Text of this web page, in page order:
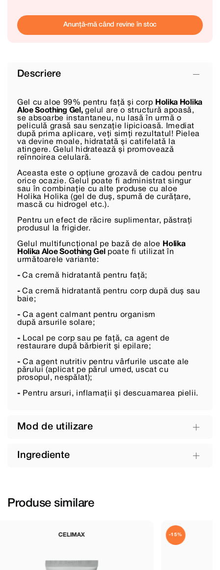
Anunță-mă când revine în stoc
Descriere
Gel cu aloe 99% pentru față și corp Holika Holika
Aloe Soothing Gel,gelul are o structură apoasă,
se absoarbe instantaneu, nu lasă în urmă o
peliculă grasă sau senzație lipicioasă. Imediat
după prima aplicare, veți simți rezultatul! Pielea
va devine moale, hidratată și catifelată la
atingere. Gelul hidratează și promovează
reînnoirea celulară.
Aceasta este o opțiune grozavă de cadou pentru
orice ocazie. Gelul poate fi administrat singur
sau în combinație cu alte produse cu aloe
Holika Holika (gel de duș, spumă de curățare,
mască cu hidrogel etc.).
Pentru un efect de răcire suplimentar, păstrați
produsul la frigider.
Gelul multifuncțional pe bază de aloe Holika
Holika Aloe Soothing Gel
poate fi utilizat în
următoarele variante:
-Ca cremă hidratantă pentru față;
-Ca cremă hidratantă pentru corp după duș sau
baie;
- Ca agent calmant pentru organism
după arsurile solare;
- Local pe corp sau pe față, ca agent de
restaurare după bărbierit și epilare;
- Ca agent nutritiv pentru vârfurile uscate ale
părului (aplicat pe părul umed, uscat cu
prosopul, nespălat);
- Pentru arsuri, inflamații și descuamarea pielii.
Mod de utilizare
Ingrediente
Produse similare
VT COSMETICS